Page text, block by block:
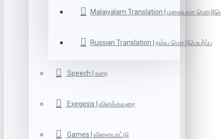
Malaiyalam Translation | மலையாள
Russian Translation | ரஷ்ய மொழிபெயர்ப்பு
Speech | உரை
Exegesis | விளக்கவுரை
Games | விளையாட்டு